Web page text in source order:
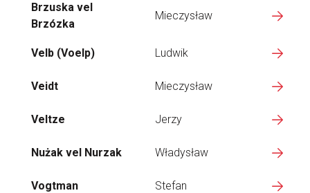
Brzuska vel
Brzózka
Mieczysław
Velb (Voelp) Ludwik
Veidt Mieczysław
Veltze Jerzy
Nużak vel Nurzak Władysław
Vogtman Stefan